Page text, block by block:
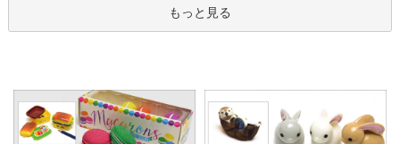
もっと見る